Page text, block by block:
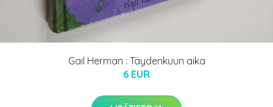
Gail Herman : Täydenkuun aika
6 EUR